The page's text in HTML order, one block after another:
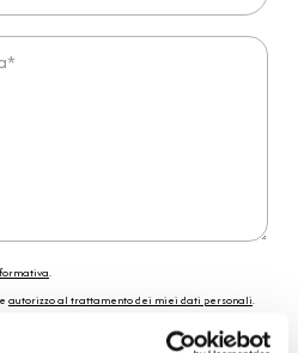
.
autorizzo al trattamento dei miei dati personali.